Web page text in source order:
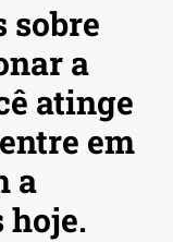
sobre
a
atinge
em
a
hoje.